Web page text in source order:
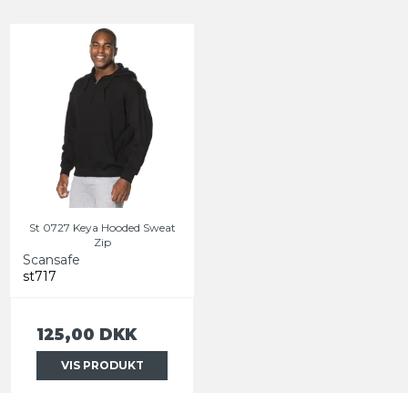
St 0727 Keya Hooded Sweat
Zip
Scansafe
st717
125,00 DKK
VIS PRODUKT